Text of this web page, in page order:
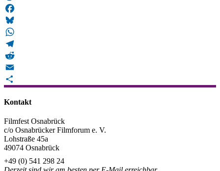
Mastodon
Facebook
Bluesky
WhatsApp
Telegram
Reddit
Email
Kontakt
Filmfest Osnabrück
c/o Osnabrücker Filmforum e. V.
Lohstraße 45a
49074 Osnabrück
+49 (0) 541 298 24